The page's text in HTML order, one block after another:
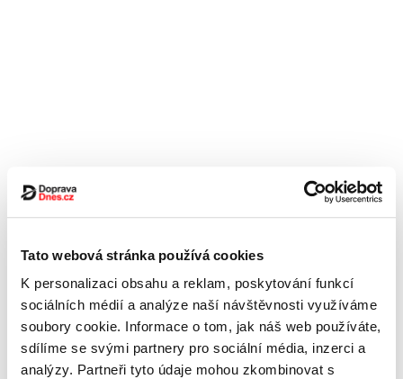
Tato webová stránka používá cookies
K personalizaci obsahu a reklam, poskytování funkcí
sociálních médií a analýze naší návštěvnosti využíváme
soubory cookie. Informace o tom, jak náš web používáte,
sdílíme se svými partnery pro sociální média, inzerci a
analýzy. Partneři tyto údaje mohou zkombinovat s